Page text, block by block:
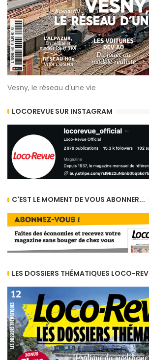
Vesny, le réseau d'une vie
LOCOREVUE SUR INSTAGRAM
C'EST LE MOMENT DE VOUS ABONNER...
LES DOSSIERS THÉMATIQUES LOCO-